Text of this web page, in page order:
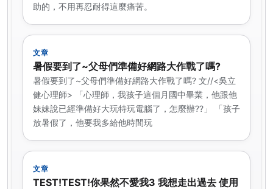
助的，不用再忍耐得這麼痛苦。
文章
暑假要到了~父母們準備好網路大作戰了嗎?
暑假要到了~父母們準備好網路大作戰了嗎? 文//<吳立
健心理師> 「心理師，我孩子這個月國中畢業，他跟他
妹妹說已經準備好大玩特玩電腦了，怎麼辦??」 「孩子
放暑假了，他要我多給他時間玩
文章
TEST!TEST!你果然不愛我3 我想走出過去 使用